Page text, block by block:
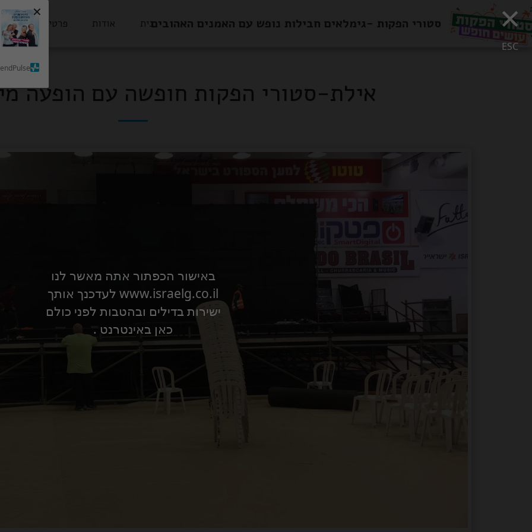
× ×
ESC
באישור הכפתור אתה מאשר לנו
www.israelg.co.il לעדכנך אותך
ישירות בדילים ובהטבות לפני כולם
כאן באינטרנט .
סטורי הפקות -גימלאים חבילות נופש עם האמנים האהוביםבית אודות פרטי הסעות
אילת-סטורי הפקות חופשה עם הופעה